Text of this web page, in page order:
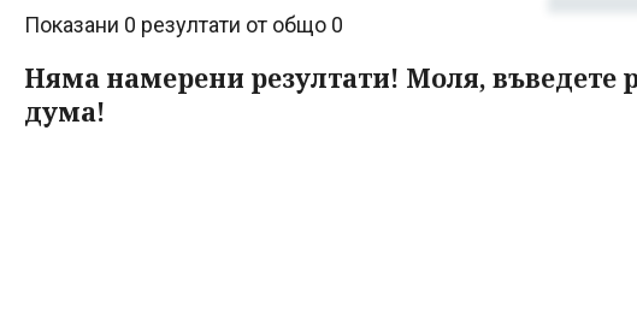
Показани 0 резултати от общо 0
Няма намерени резултати! Моля, въведете
дума!